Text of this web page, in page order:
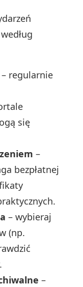
– regularnie
się
–
bezpłatnej
– wybieraj
(np.
–